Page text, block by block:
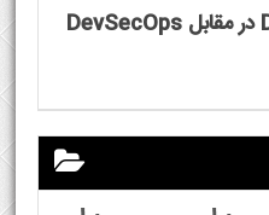
تعریف DevOps در مقابل DevSecOps